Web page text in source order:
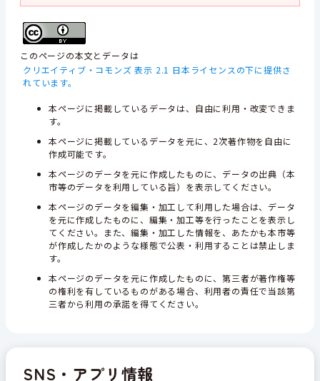
このページの本文とデータは
クリエイティブ・コモンズ 表示 2.1 日本ライセンスの下に提供さ
れています。
本ページに掲載しているデータは、自由に利用・改変できま
す。
本ページに掲載しているデータを元に、2次著作物を自由に
作成可能です。
本ページのデータを元に作成したものに、データの出典（本
市等のデータを利用している旨）を表示してください。
本ページのデータを編集・加工して利用した場合は、データ
を元に作成したものに、編集・加工等を行ったことを表示し
てください。また、編集・加工した情報を、あたかも本市等
が作成したかのような様態で公表・利用することは禁止しま
す。
本ページのデータを元に作成したものに、第三者が著作権等
の権利を有しているものがある場合、利用者の責任で当該第
三者から利用の承諾を得てください。
SNS・アプリ情報